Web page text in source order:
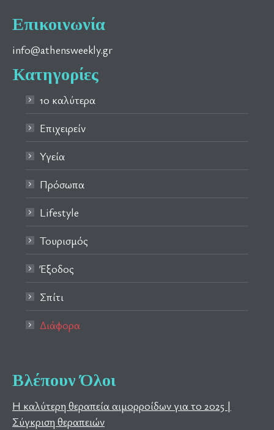
Επικοινωνία
info@athensweekly.gr
Κατηγορίες
10 καλύτερα
Επιχειρείν
Υγεία
Πρόσωπα
Lifestyle
Τουρισμός
Έξοδος
Σπίτι
Διάφορα
Βλέπουν Όλοι
Η καλύτερη θεραπεία αιμορροίδων για το 2025 |
Σύγκριση θεραπειών